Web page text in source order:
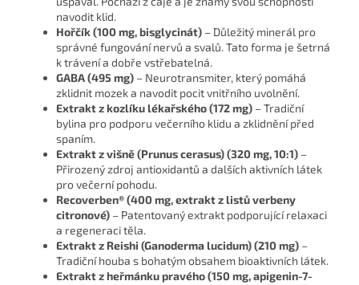
navodit klid.
Hořčík (100 mg, bisglycinát) – Důležitý minerál pro
správné fungování nervů a svalů. Tato forma je šetrná
k trávení a dobře vstřebatelná.
GABA (495 mg) – Neurotransmiter, který pomáhá
zklidnit mozek a navodit pocit vnitřního uvolnění.
Extrakt z kozlíku lékařského (172 mg) – Tradiční
bylina pro podporu večerního klidu a zklidnění před
spaním.
Extrakt z višně (Prunus cerasus) (320 mg, 10:1) –
Přirozený zdroj antioxidantů a dalších aktivních látek
pro večerní pohodu.
Recoverben® (400 mg, extrakt z listů verbeny
citronové) – Patentovaný extrakt podporující relaxaci
a regeneraci těla.
Extrakt z Reishi (Ganoderma lucidum) (210 mg) –
Tradiční houba s bohatým obsahem bioaktivních látek.
Extrakt z heřmánku pravého (150 mg, apigenin-7-